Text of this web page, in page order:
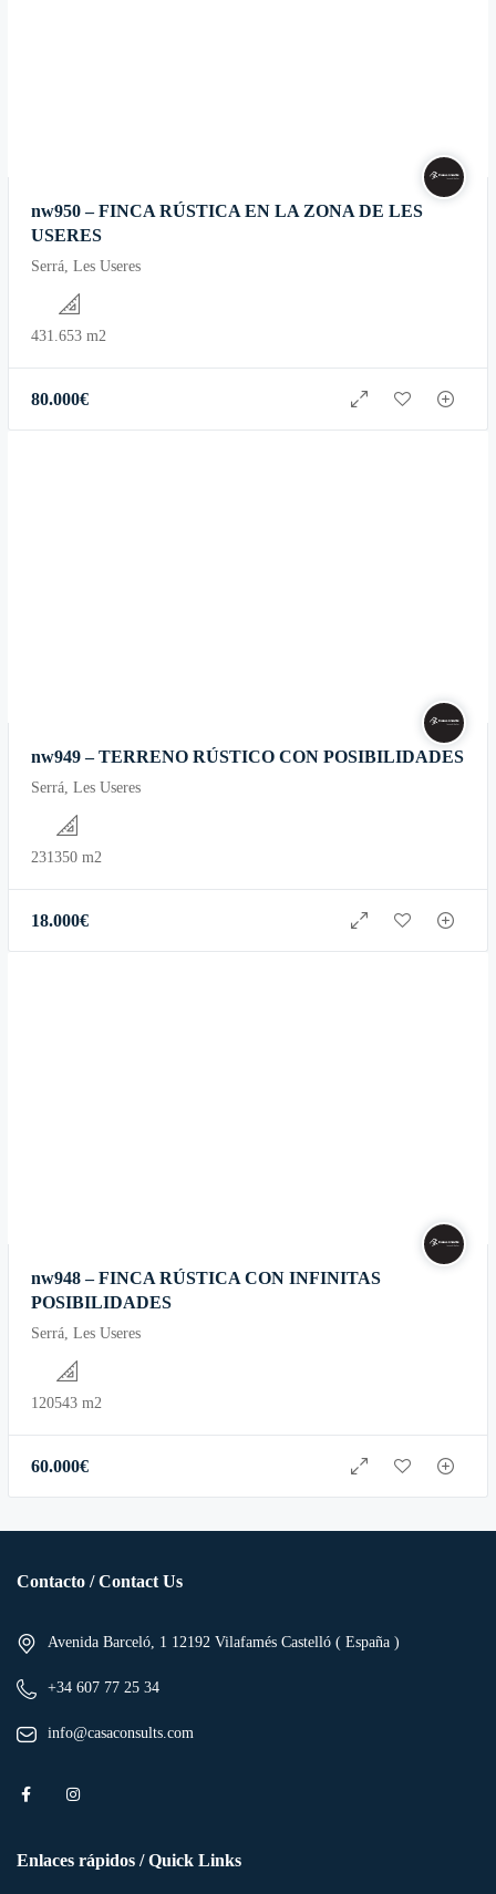
nw950 – FINCA RÚSTICA EN LA ZONA DE LES
USERES
Serrá, Les Useres
431.653 m2
80.000€
nw949 – TERRENO RÚSTICO CON POSIBILIDADES
Serrá, Les Useres
231350 m2
18.000€
nw948 – FINCA RÚSTICA CON INFINITAS
POSIBILIDADES
Serrá, Les Useres
120543 m2
60.000€
Contacto / Contact Us
Avenida Barceló, 1 12192 Vilafamés Castelló ( España )
+34 607 77 25 34
info@casaconsults.com
Enlaces rápidos / Quick Links